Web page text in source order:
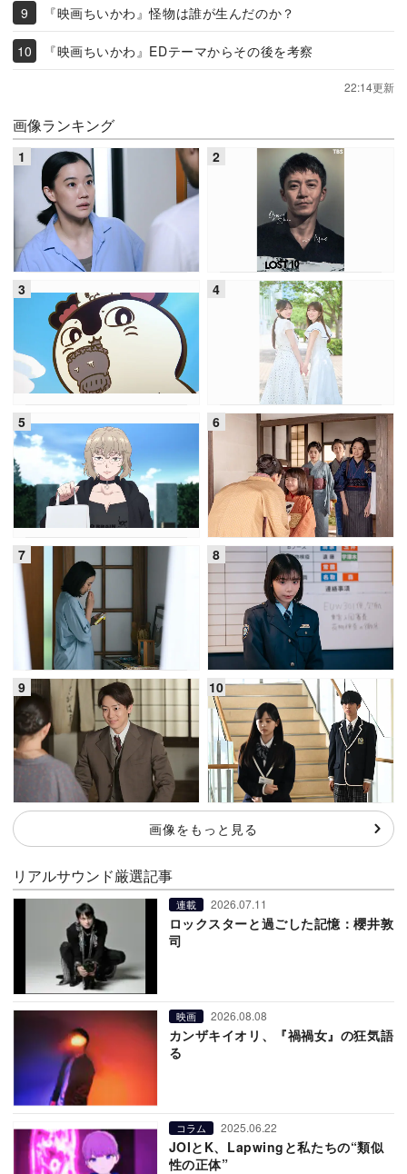
『映画ちいかわ』怪物は誰が生んだのか？
『映画ちいかわ』EDテーマからその後を考察
22:14更新
画像ランキング
画像をもっと見る
リアルサウンド厳選記事
連載 2026.07.11
ロックスターと過ごした記憶：櫻井敦
司
映画 2026.08.08
カンザキイオリ、『禍禍女』の狂気語
る
コラム 2025.06.22
JOIとK、Lapwingと私たちの“類似
性の正体”